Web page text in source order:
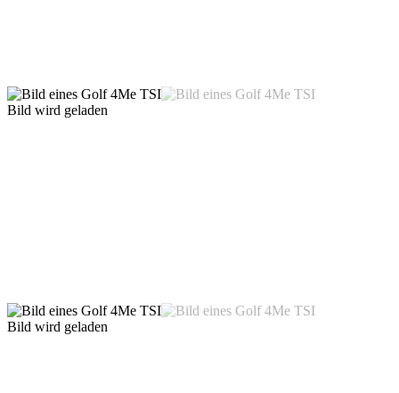
Bild wird geladen
Bild wird geladen